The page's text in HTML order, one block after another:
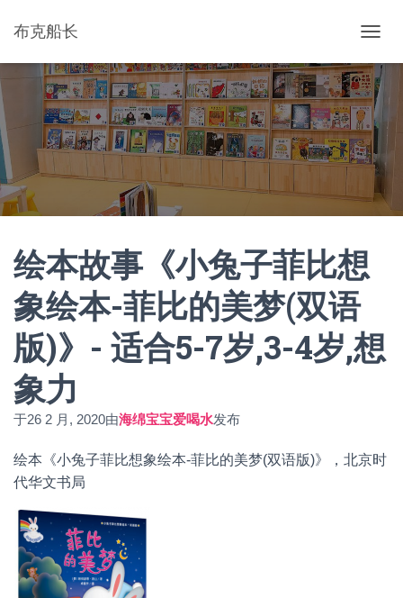
布克船长
换
导
航
绘本故事《小兔子菲比想
象绘本-菲比的美梦(双语
版)》- 适合5-7岁,3-4岁,想
象力
于26 2 月, 2020由海绵宝宝爱喝水发布
绘本《小兔子菲比想象绘本-菲比的美梦(双语版)》，北京时
代华文书局